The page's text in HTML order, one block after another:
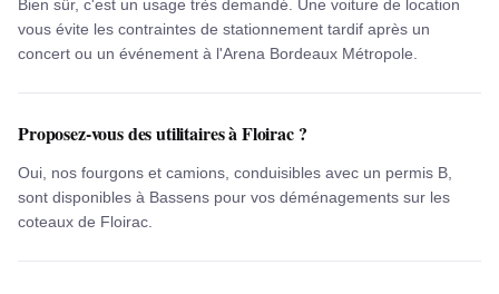
Bien sûr, c'est un usage très demandé. Une voiture de location
vous évite les contraintes de stationnement tardif après un
concert ou un événement à l'Arena Bordeaux Métropole.
Proposez-vous des utilitaires à Floirac ?
Oui, nos fourgons et camions, conduisibles avec un permis B,
sont disponibles à Bassens pour vos déménagements sur les
coteaux de Floirac.